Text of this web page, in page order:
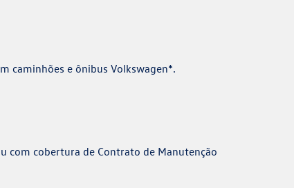
caminhões e ônibus Volkswagen*.
com cobertura de Contrato de Manutenção